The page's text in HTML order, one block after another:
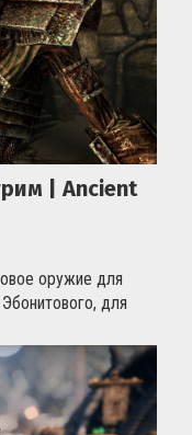
| Ancient
оружие для
для